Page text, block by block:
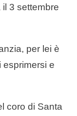
3 settembre
per lei è
esprimersi e
coro di Santa